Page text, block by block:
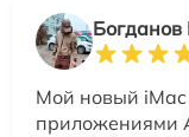
Богданов
Мой новый
приложениями